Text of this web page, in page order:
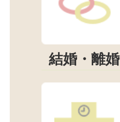
結婚・離婚